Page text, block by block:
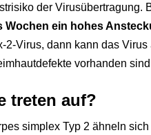
der Virusübertragung.
Wochen ein hohes
2-Virus, dann kann das
vorhanden
treten auf?
simplex Typ 2 ähneln